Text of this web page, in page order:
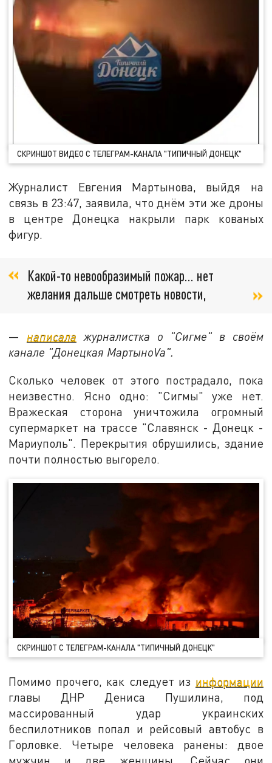
СКРИНШОТ ВИДЕО С ТЕЛЕГРАМ-КАНАЛА "ТИПИЧНЫЙ ДОНЕЦК"
Журналист Евгения Мартынова, выйдя на
связь в 23:47, заявила, что днём эти же дроны
в центре Донецка накрыли парк кованых
фигур.
Какой-то невообразимый пожар… нет
желания дальше смотреть новости,
— написала журналистка о "Сигме" в своём
канале "Донецкая МартыноVа".
Сколько человек от этого пострадало, пока
неизвестно. Ясно одно: "Сигмы" уже нет.
Вражеская сторона уничтожила огромный
супермаркет на трассе "Славянск - Донецк -
Мариуполь". Перекрытия обрушились, здание
почти полностью выгорело.
СКРИНШОТ С ТЕЛЕГРАМ-КАНАЛА "ТИПИЧНЫЙ ДОНЕЦК"
Помимо прочего, как следует из информации
главы ДНР Дениса Пушилина, под
массированный удар украинских
беспилотников попал и рейсовый автобус в
Горловке. Четыре человека ранены: двое
мужчин и две женщины. Сейчас они